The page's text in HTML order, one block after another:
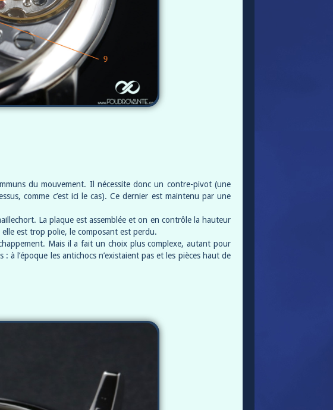
du mouvement. Il nécessite donc un contre-pivot (une
comme c’est ici le cas). Ce dernier est maintenu par une
La plaque est assemblée et on en contrôle la hauteur
est trop polie, le composant est perdu.
Mais il a fait un choix plus complexe, autant pour
à l’époque les antichocs n’existaient pas et les pièces haut de